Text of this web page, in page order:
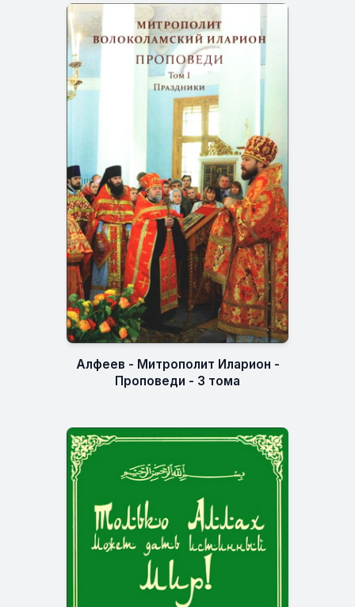
Алфеев - Митрополит Иларион -
Проповеди - 3 тома